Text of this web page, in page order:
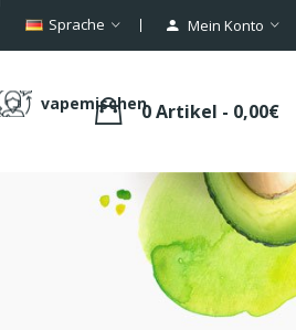
Sprache Mein Konto
vapemischen0 Artikel - 0,00€